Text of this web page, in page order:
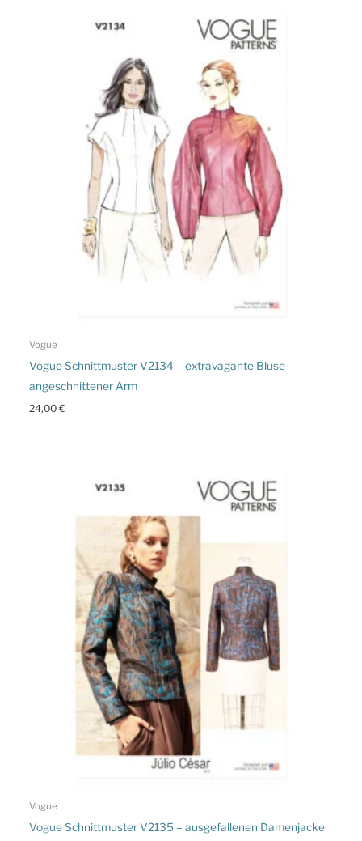
Vogue
Vogue Schnittmuster V2134 – extravagante Bluse –
angeschnittener Arm
24,00€
Vogue
Vogue Schnittmuster V2135 – ausgefallenen Damenjacke